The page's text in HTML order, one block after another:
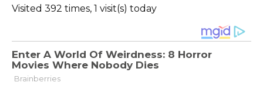
Visited 392 times, 1 visit(s) today